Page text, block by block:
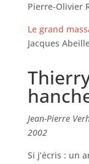
Pierre-Olivier
Le grand
Jacques
Jean-Pierre
2002
Si j’écris : un